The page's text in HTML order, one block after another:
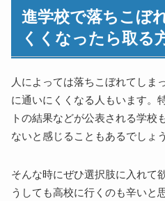
進学校で落ちこぼ
くくなったら取る
人によっては落ちこぼれてしま
に通いにくくなる人もいます。
トの結果などが公表される学校
ないと感じることもあるでしょう
そんな時にぜひ選択肢に入れて
うしても高校に行くのも辛いと